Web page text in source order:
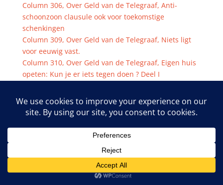
Column 306, Over Geld van de Telegraaf, Anti-
schoonzoon clausule ook voor toekomstige
schenkingen
Column 309, Over Geld van de Telegraaf, Niets ligt
voor eeuwig vast.
Column 310, Over Geld van de Telegraaf, Eigen huis
opeten: Kun je er iets tegen doen ? Deel I
opeten: Kun je er iets tegen doen ? Deel II
Column 312, Over Geld van de Telegraaf, Eigen huis
opeten: Kun je er iets tegen doen ? Deel III
Column 313, Over Geld van de Telegraaf, Eigen huis
Column 318 A, OverGeld van de Telegraaf, Maart
Column 318 B OverGeld van de Telegraaf Maart